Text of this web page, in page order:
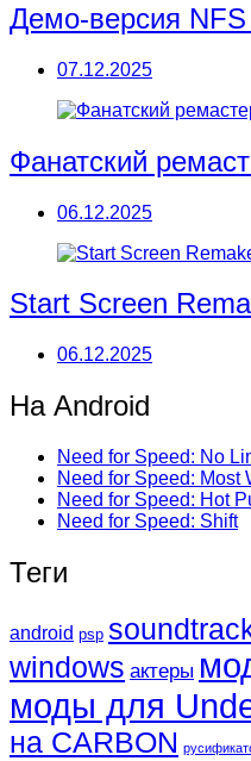
Демо-версия
07.12.2025
Фанатский
06.12.2025
Start Screen
06.12.2025
На Android
Need for Speed: No
Need for Speed: Most
Need for Speed: Hot
Need for Speed: Shift
Теги
android psp
windows актеры
моды для
на CARBON